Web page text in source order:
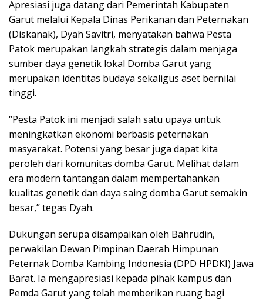
Apresiasi juga datang dari Pemerintah Kabupaten
Garut melalui Kepala Dinas Perikanan dan Peternakan
(Diskanak), Dyah Savitri, menyatakan bahwa Pesta
Patok merupakan langkah strategis dalam menjaga
sumber daya genetik lokal Domba Garut yang
merupakan identitas budaya sekaligus aset bernilai
tinggi.
“Pesta Patok ini menjadi salah satu upaya untuk
meningkatkan ekonomi berbasis peternakan
masyarakat. Potensi yang besar juga dapat kita
peroleh dari komunitas domba Garut. Melihat dalam
era modern tantangan dalam mempertahankan
kualitas genetik dan daya saing domba Garut semakin
besar,” tegas Dyah.
Dukungan serupa disampaikan oleh Bahrudin,
perwakilan Dewan Pimpinan Daerah Himpunan
Peternak Domba Kambing Indonesia (DPD HPDKI) Jawa
Barat. Ia mengapresiasi kepada pihak kampus dan
Pemda Garut yang telah memberikan ruang bagi